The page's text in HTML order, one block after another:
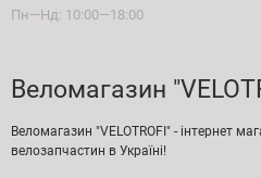
Пн—Нд: 10:00—18:00
Веломагазин
Веломагазин "VELOTROFI" - інтернет
велозапчастин в Україні!